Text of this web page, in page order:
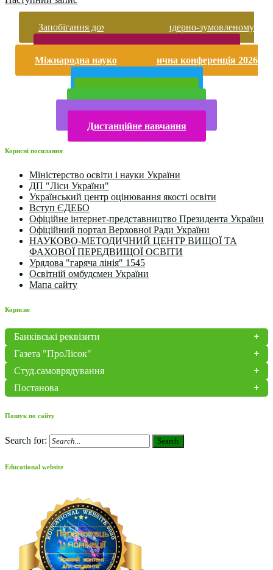
Запобігання домашньому та гендерно-зумовленому
Міжнародна науково-практична конференція 2026
Дистанційне навчання
Корисні посилання
Міністерство освіти і науки України
ДП "Ліси України"
Український центр оцінювання якості освіти
Вступ ЄДЕБО
Офіційне інтернет-представництво Президента України
Офіційний портал Верховної Ради України
НАУКОВО-МЕТОДИЧНИЙ ЦЕНТР ВИЩОЇ ТА
ФАХОВОЇ ПЕРЕДВИЩОЇ ОСВІТИ
Урядова "гаряча лінія" 1545
Освітній омбудсмен України
Мапа сайту
Корисне
Банківські реквізити
Газета "ПроЛісок"
Студ.самоврядування
Постанова
Пошук по сайту
Search for: Search
Educational website